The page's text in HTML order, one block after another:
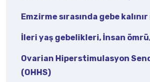
Emzirme sırasında gebe kalınır
İleri yaş gebelikleri, İnsan
Ovarian Hiperstimulasyon
(OHHS)